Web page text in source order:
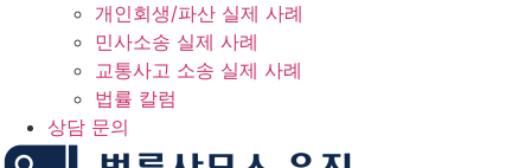
개인회생/파산 실제 사례
민사소송 실제 사례
교통사고 소송 실제 사례
법률 칼럼
상담 문의